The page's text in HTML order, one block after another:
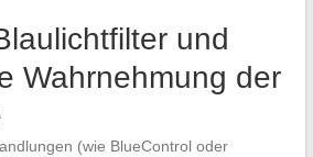
und
Wahrnehmung der
(wie BlueControl oder